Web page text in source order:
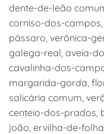
dente-de-leão
corniso-dos-
pássaro, verônica-
galega-real, aveia-
cavalinha-dos-
margarida-gorda,
salicária comum,
centeio-dos-prados,
joão, ervilha-de-